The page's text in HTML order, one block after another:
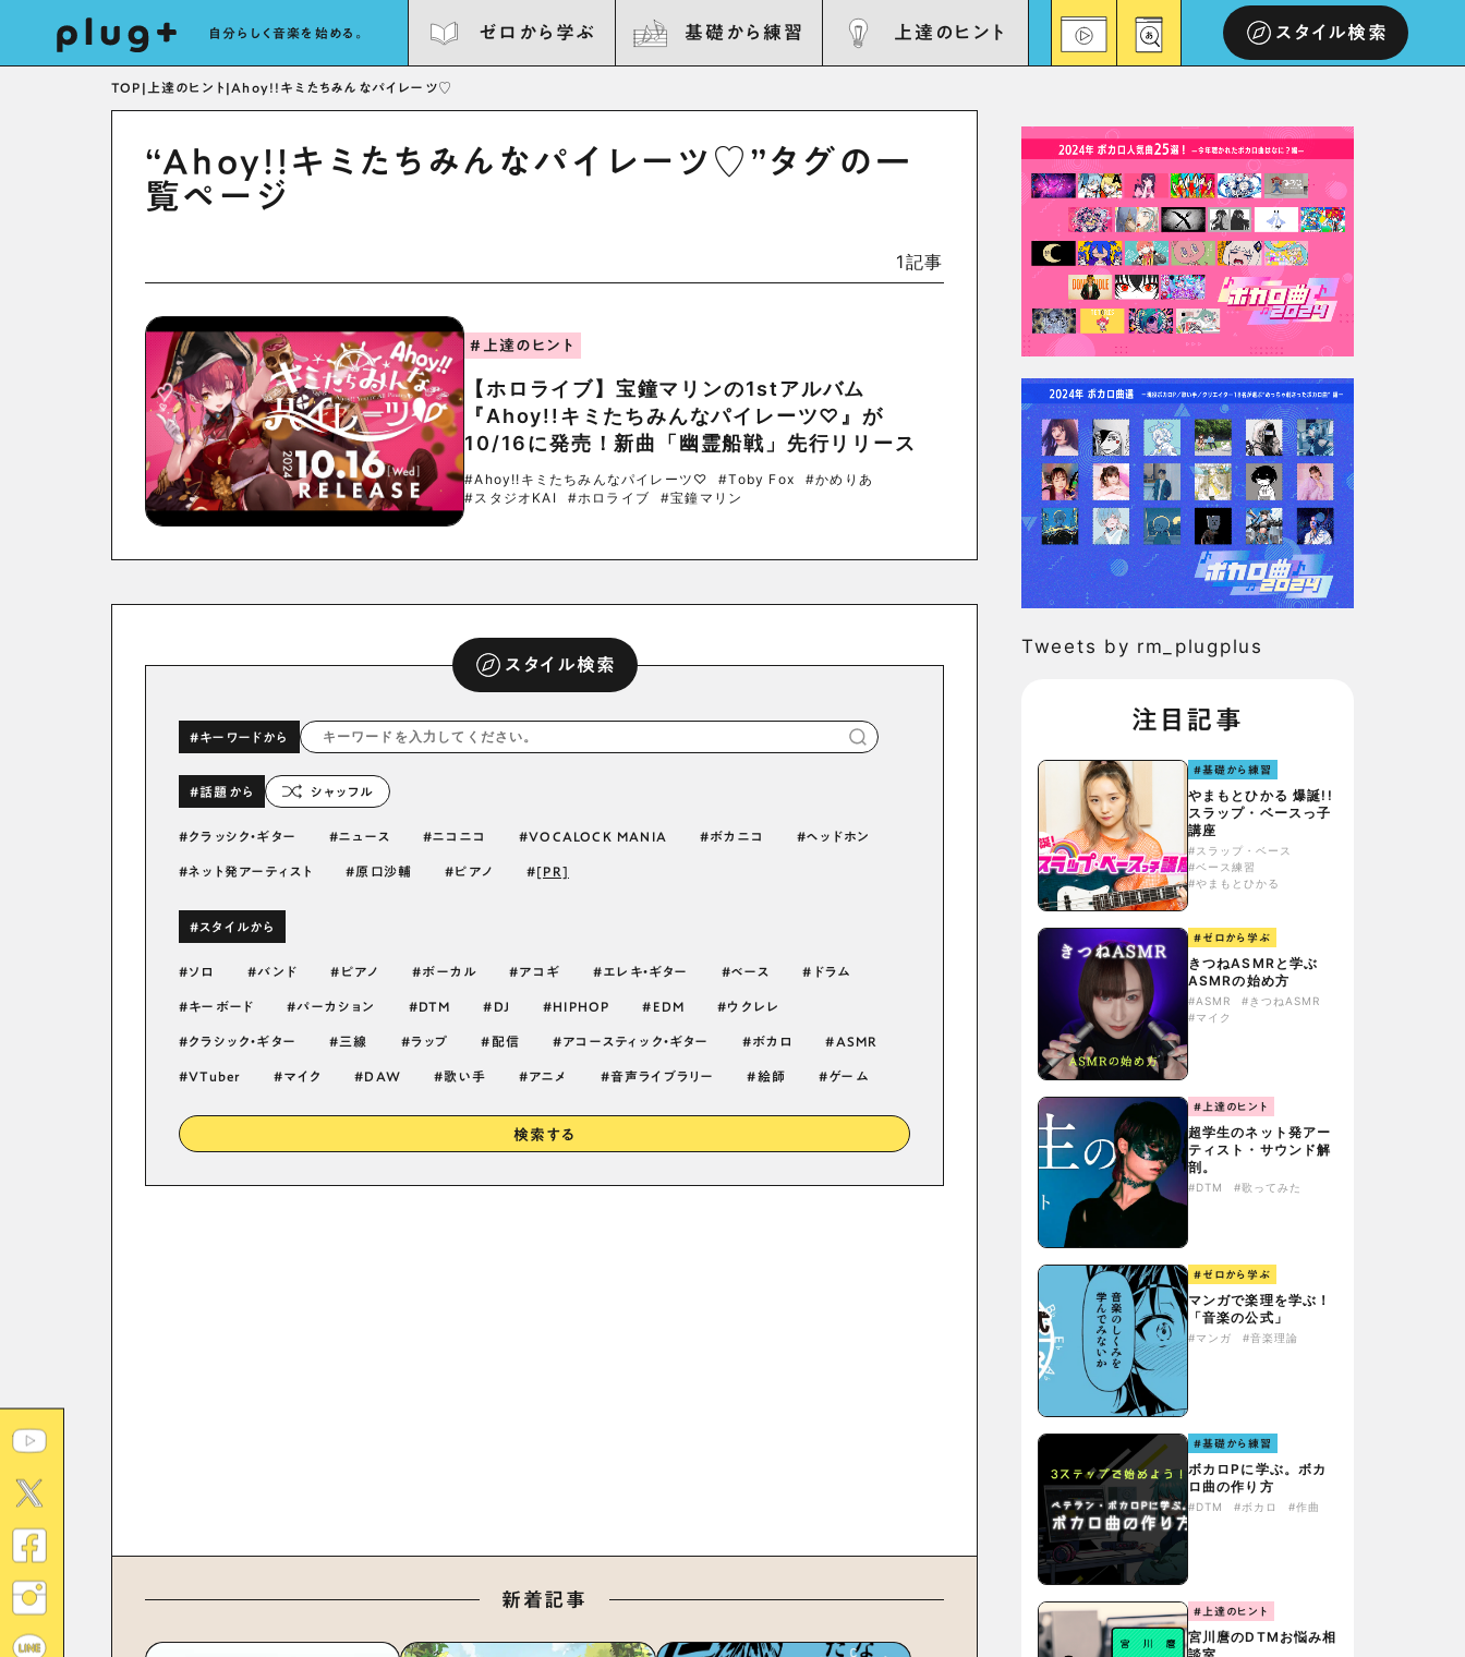
自分らしく音楽を始める。 ゼロから学ぶ 基礎から練習 上達のヒント スタイル検索
TOP | 上達のヒント | Ahoy!!キミたちみんなパイレーツ♡
“Ahoy!!キミたちみんなパイレーツ♡”タグの一
覧ページ
1記事
#上達のヒント
【ホロライブ】宝鐘マリンの1stアルバム
『Ahoy!!キミたちみんなパイレーツ♡』が
10/16に発売！新曲「幽霊船戦」先行リリース
#Ahoy!!キミたちみんなパイレーツ♡ #Toby Fox
#かめりあ
#スタジオKAI
#ホロライブ #宝鐘マリン
スタイル検索
#キーワードから
#話題から シャッフル
クラッシク・ギター ニュース ニコニコ VOCALOCK MANIA ボカニコ ヘッドホン
ネット発アーティスト 原口沙輔 ピアノ [PR]
#スタイルから
ソロ バンド ピアノ ボーカル アコギ エレキ・ギター ベース ドラム
キーボード パーカション DTM DJ HIPHOP EDM ウクレレ
クラシック・ギター 三線 ラップ 配信 アコースティック・ギター ボカロ ASMR
VTuber マイク DAW 歌い手 アニメ 音声ライブラリー 絵師 ゲーム
検索する
新着記事
Tweets by rm_plugplus
注目記事
#基礎から練習
やまもとひかる 爆誕!!
スラップ・ベースっ子
講座
#スラップ・ベース
#ベース練習
#やまもとひかる
#ゼロから学ぶ
きつねASMRと学ぶ
ASMRの始め方
#ASMR
#きつねASMR
#マイク
#上達のヒント
超学生のネット発アー
ティスト・サウンド解
剖。
#DTM #歌ってみた
#ゼロから学ぶ
マンガで楽理を学ぶ！
「音楽の公式」
#マンガ #音楽理論
#基礎から練習
ボカロPに学ぶ。ボカ
ロ曲の作り方
#DTM #ボカロ #作曲
#上達のヒント
宮川麿のDTMお悩み相